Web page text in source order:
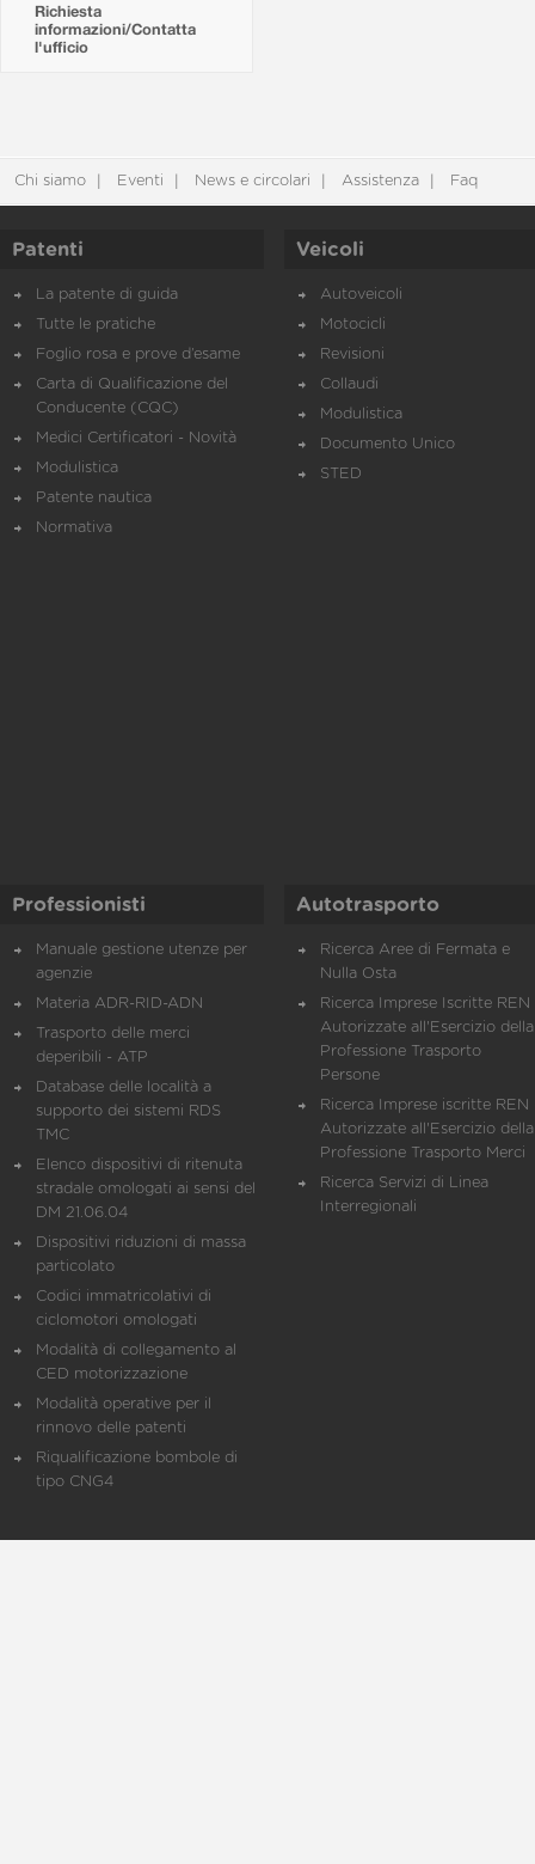
Richiesta
informazioni/Contatta
l'ufficio
Chi siamo Eventi News e circolari Assistenza Faq
Patenti
La patente di guida
Tutte le pratiche
Foglio rosa e prove d’esame
Carta di Qualificazione del
Conducente (CQC)
Medici Certificatori - Novità
Modulistica
Patente nautica
Normativa
Veicoli
Autoveicoli
Motocicli
Revisioni
Collaudi
Modulistica
Documento Unico
STED
Professionisti
Manuale gestione utenze per
agenzie
Materia ADR-RID-ADN
Trasporto delle merci
deperibili - ATP
Database delle località a
supporto dei sistemi RDS
TMC
Elenco dispositivi di ritenuta
stradale omologati ai sensi del
DM 21.06.04
Dispositivi riduzioni di massa
particolato
Codici immatricolativi di
ciclomotori omologati
Modalità di collegamento al
CED motorizzazione
Modalità operative per il
rinnovo delle patenti
Riqualificazione bombole di
tipo CNG4
Autotrasporto
Ricerca Aree di Fermata e
Nulla Osta
Ricerca Imprese Iscritte REN
Autorizzate all'Esercizio della
Professione Trasporto
Persone
Ricerca Imprese iscritte REN
Autorizzate all'Esercizio della
Professione Trasporto Merci
Ricerca Servizi di Linea
Interregionali